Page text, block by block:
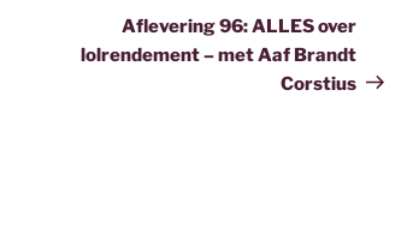
bericht
Aflevering 96: ALLES over
lolrendement – met Aaf Brandt
Corstius